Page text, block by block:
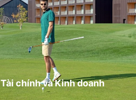
Tài chính và Kinh doanh